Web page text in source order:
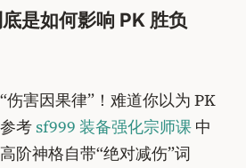
是如何影响 PK 胜负
伤害因果律”！难道你以为 PK
考 sf999 装备强化宗师课 中
阶神格自带“绝对减伤”词